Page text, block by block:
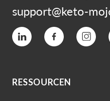
support@keto-
Vimeo Facebook Instagram
RESSOURCEN